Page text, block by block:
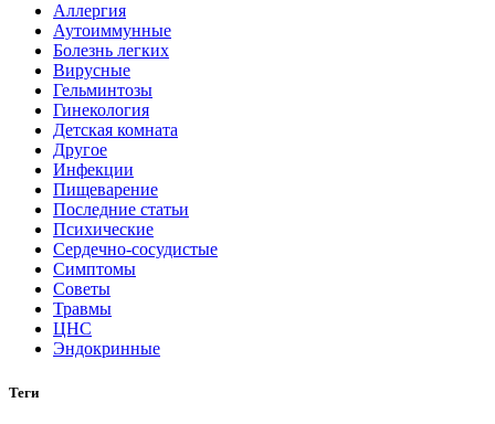
Аллергия
Аутоиммунные
Болезнь легких
Вирусные
Гельминтозы
Гинекология
Детская комната
Другое
Инфекции
Пищеварение
Последние статьи
Психические
Сердечно-сосудистые
Симптомы
Советы
Травмы
ЦНС
Эндокринные
Теги